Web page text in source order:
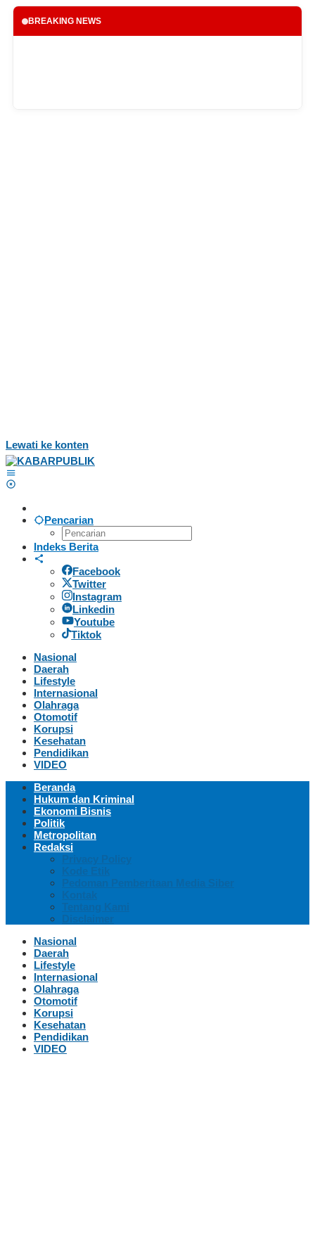
BREAKING NEWS
Lewati ke konten
Pencarian
Indeks Berita
Facebook
Twitter
Instagram
Linkedin
Youtube
Tiktok
Nasional
Daerah
Lifestyle
Internasional
Olahraga
Otomotif
Korupsi
Kesehatan
Pendidikan
VIDEO
Beranda
Hukum dan Kriminal
Ekonomi Bisnis
Politik
Metropolitan
Redaksi
Privacy Policy
Kode Etik
Pedoman Pemberitaan Media Siber
Kontak
Tentang Kami
Disclaimer
Nasional
Daerah
Lifestyle
Internasional
Olahraga
Otomotif
Korupsi
Kesehatan
Pendidikan
VIDEO